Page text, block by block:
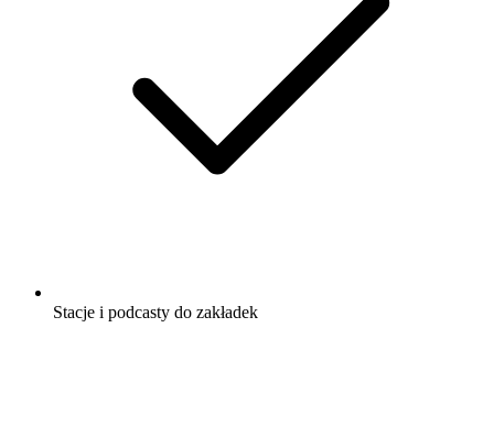
Stacje i podcasty do zakładek